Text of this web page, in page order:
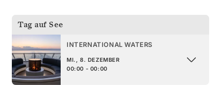
Tag auf See
INTERNATIONAL WATERS
MI., 8. DEZEMBER
00:00 - 00:00